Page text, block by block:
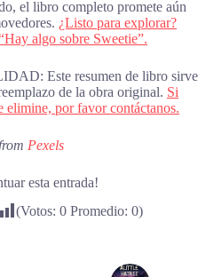
el libro completo promete aún
¿Listo para explorar?
algo sobre Sweetie”.
Este resumen de libro sirve
de la obra original. Si
elimine, por favor contáctanos.
Pexels
esta entrada!
(Votos: 0Promedio: 0)